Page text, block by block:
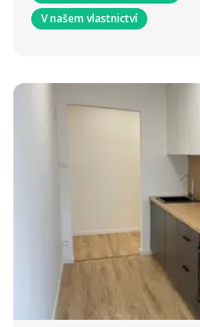
V našem vlastnictví